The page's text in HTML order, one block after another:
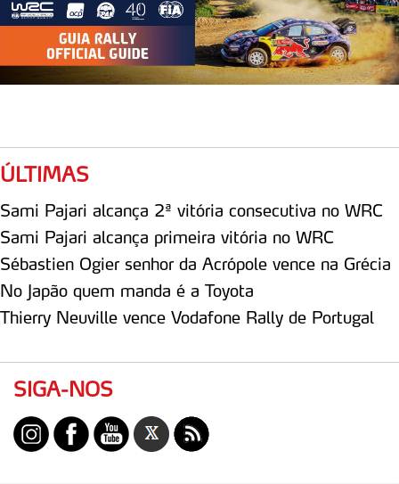
tecnologias similares pode ter impacto na sua
experiência de navegação no Website e nos serviços
disponibilizados.
ÚLTIMAS
Sami Pajari alcança 2ª vitória consecutiva no WRC
Sami Pajari alcança primeira vitória no WRC
Sébastien Ogier senhor da Acrópole vence na Grécia
No Japão quem manda é a Toyota
Thierry Neuville vence Vodafone Rally de Portugal
SIGA-NOS